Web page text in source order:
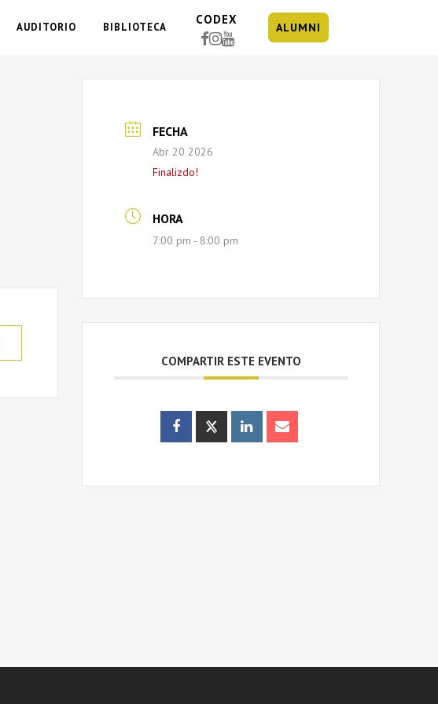
AUDITORIO BIBLIOTECA
CODEX
ALUMNI
FECHA
Abr 20 2026
Finalizdo!
HORA
7:00 pm - 8:00 pm
COMPARTIR ESTE EVENTO